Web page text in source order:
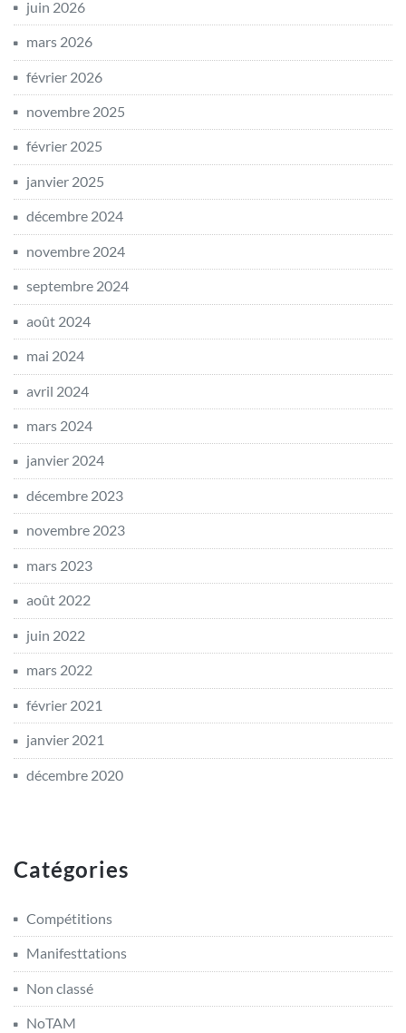
juin 2026
mars 2026
février 2026
novembre 2025
février 2025
janvier 2025
décembre 2024
novembre 2024
septembre 2024
août 2024
mai 2024
avril 2024
mars 2024
janvier 2024
décembre 2023
novembre 2023
mars 2023
août 2022
juin 2022
mars 2022
février 2021
janvier 2021
décembre 2020
Catégories
Compétitions
Manifesttations
Non classé
NoTAM